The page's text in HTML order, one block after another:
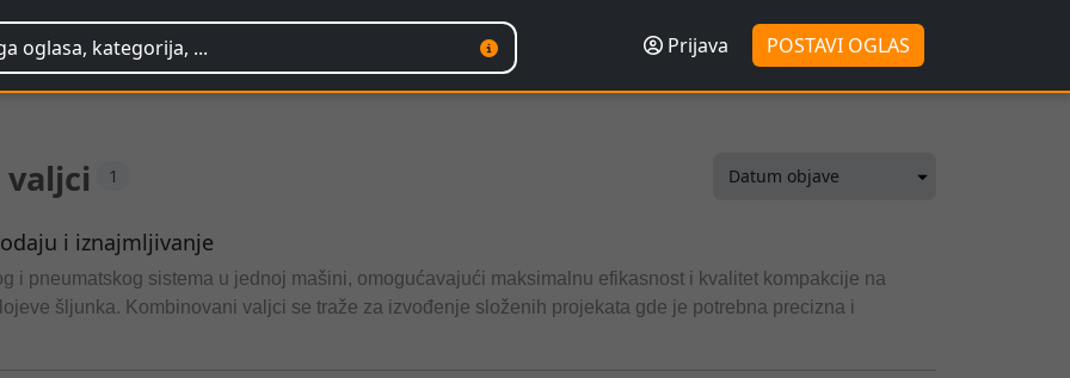
Prijava POSTAVI OGLAS
1
i iznajmljivanje
i pneumatskog sistema u jednoj mašini, omogućavajući maksimalnu efikasnost i kvalitet kompakcije na
šljunka. Kombinovani valjci se traže za izvođenje složenih projekata gde je potrebna precizna i
a istovremeno osiguravaju visoki standard završnog sloja.